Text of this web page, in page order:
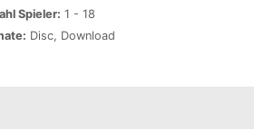
Spieler: 1 - 18
Disc, Download